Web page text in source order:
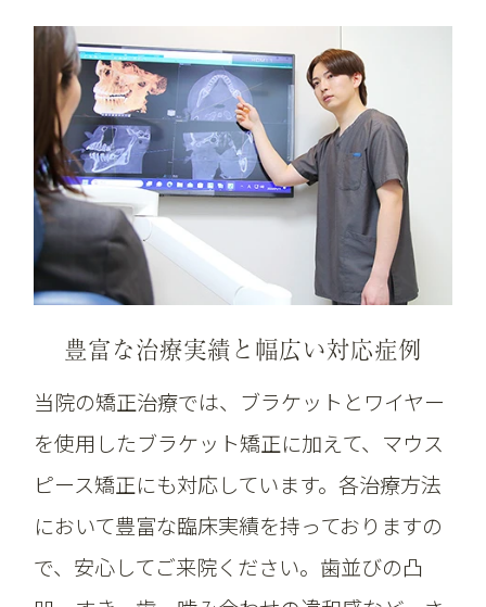
豊富な治療実績と幅広い対応症例
当院の矯正治療では、ブラケットとワイヤー
を使用したブラケット矯正に加えて、マウス
ピース矯正にも対応しています。各治療方法
において豊富な臨床実績を持っておりますの
で、安心してご来院ください。歯並びの凸